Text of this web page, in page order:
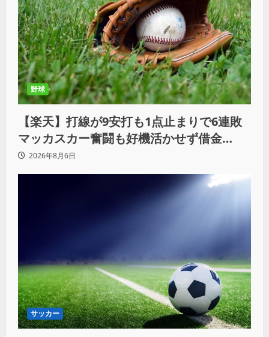
野球
【楽天】打線が9安打も1点止まりで6連敗
マッカスカー奮闘も好機活かせず借金
「22」
2026年8月6日
サッカー